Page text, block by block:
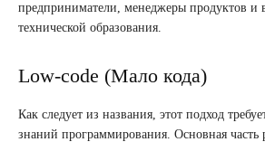
предприниматели, менеджеры продуктов и
технической образования.
Low-code (Мало кода)
Как следует из названия, этот подход
знаний программирования. Основная часть